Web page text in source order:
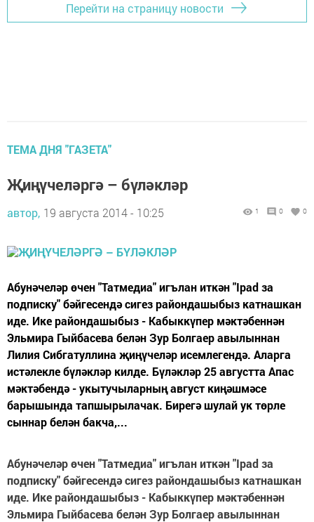
Перейти на страницу новости
ТЕМА ДНЯ "ГАЗЕТА"
Җиңүчеләргә – бүләкләр
автор, 19 августа 2014 - 10:25 1 0 0
Абунәчеләр өчен "Татмедиа" игълан иткән "Ipad за
подписку" бәйгесендә сигез райондашыбыз катнашкан
иде. Ике райондашыбыз - Кабыккүпер мәктәбеннән
Эльмира Гыйбасева белән Зур Болгаер авылыннан
Лилия Сибгатуллина җиңүчеләр исемлегендә. Аларга
истәлекле бүләкләр килде. Бүләкләр 25 августта Апас
мәктәбендә - укытучыларның август киңәшмәсе
барышында тапшырылачак. Бирегә шулай ук төрле
сыннар белән бакча,...
Абунәчеләр өчен "Татмедиа" игълан иткән "Ipad за
подписку" бәйгесендә сигез райондашыбыз катнашкан
иде. Ике райондашыбыз - Кабыккүпер мәктәбеннән
Эльмира Гыйбасева белән Зур Болгаер авылыннан